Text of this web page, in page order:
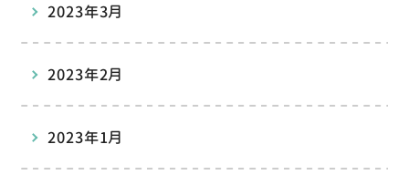
2023年3月
2023年2月
2023年1月